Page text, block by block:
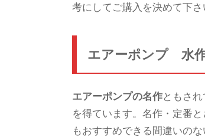
考にしてご購入を決めて下さ
エアーポンプ 水
エアーポンプの名作ともさ
を得ています。名作・定番
もおすすめできる間違いの